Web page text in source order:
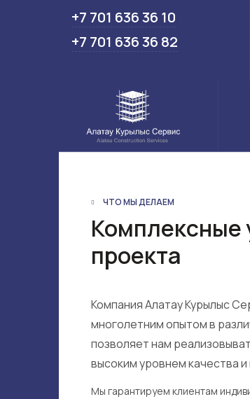
+7 701 636 36 10
+7 701 636 36 82
ЧТО МЫ ДЕЛАЕМ
Комплексные
проекта
Компания Алатау Курылыс
многолетним опытом в
позволяет нам
высоким уровнем качества
Мы гарантируем клиентам